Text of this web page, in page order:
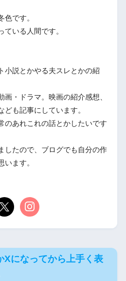
色です。
ている人間です。
小説とかやる夫スレとかの紹
画・ドラマ。映画の紹介感想、
ども記事にしています。
のあれこれの話とかしたいです
したので、ブログでも自分の作
います。
になってから上手く表